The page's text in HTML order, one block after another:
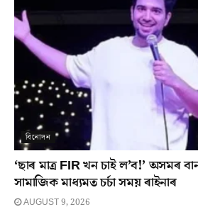
বিনোদন
‘ছাৰ মাত্ৰ FIR খন চাই ল’ব!’ অসমৰ
সামাজিক মাধ্যমত চৰ্চা সময় ৰাইনাৰ
AUGUST 9, 2026